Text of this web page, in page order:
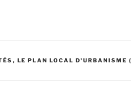
, LE PLAN LOCAL D'URBANISME